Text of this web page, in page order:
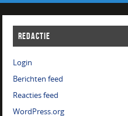
REDACTIE
Login
Berichten feed
Reacties feed
WordPress.org